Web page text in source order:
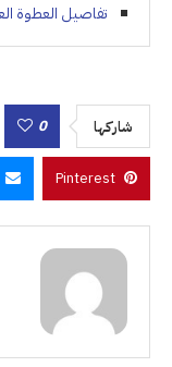
تفاصيل العطوة
شاركها 0
Pinterest